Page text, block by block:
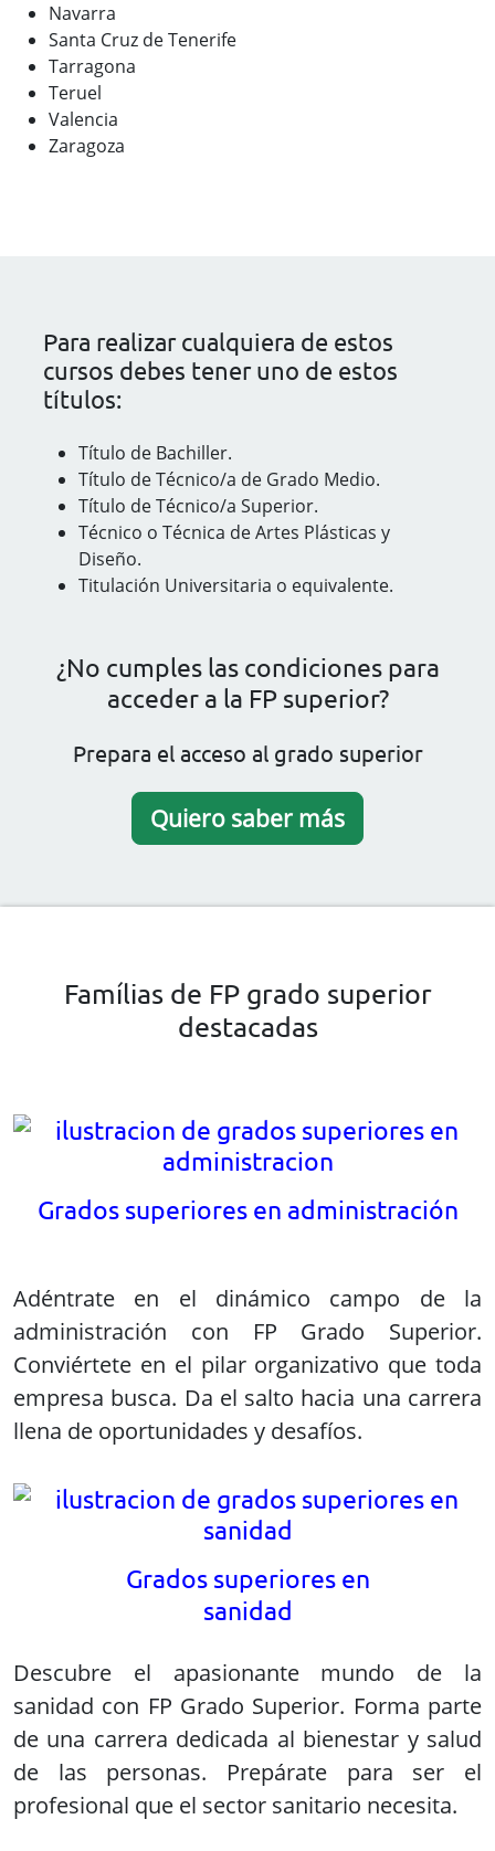
Navarra
Santa Cruz de Tenerife
Tarragona
Teruel
Valencia
Zaragoza
Para realizar cualquiera de estos
cursos debes tener uno de estos
títulos:
Título de Bachiller.
Título de Técnico/a de Grado Medio.
Título de Técnico/a Superior.
Técnico o Técnica de Artes Plásticas y
Diseño.
Titulación Universitaria o equivalente.
¿No cumples las condiciones para
acceder a la FP superior?
Prepara el acceso al grado superior
Quiero saber más
Famílias de FP grado superior
destacadas
Grados superiores en administración
Adéntrate en el dinámico campo de la
administración con FP Grado Superior.
Conviértete en el pilar organizativo que toda
empresa busca. Da el salto hacia una carrera
llena de oportunidades y desafíos.
Grados superiores en
sanidad
Descubre el apasionante mundo de la
sanidad con FP Grado Superior. Forma parte
de una carrera dedicada al bienestar y salud
de las personas. Prepárate para ser el
profesional que el sector sanitario necesita.